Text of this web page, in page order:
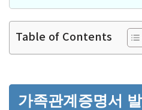
Table of Contents
가족관계증명서